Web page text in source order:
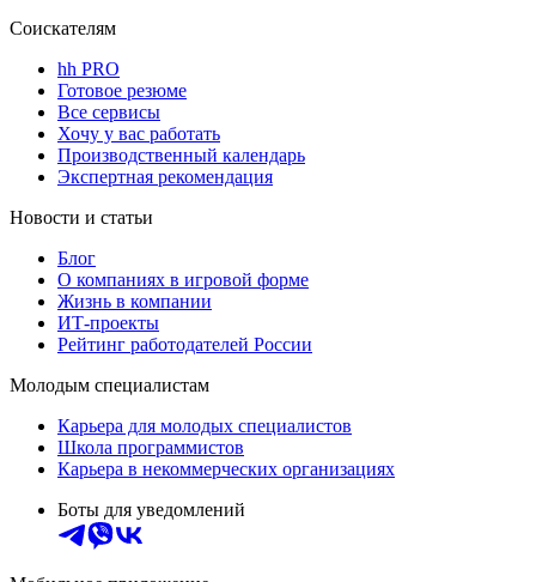
Соискателям
hh PRO
Готовое резюме
Все сервисы
Хочу у вас работать
Производственный календарь
Экспертная рекомендация
Новости и статьи
Блог
О компаниях в игровой форме
Жизнь в компании
ИТ-проекты
Рейтинг работодателей России
Молодым специалистам
Карьера для молодых специалистов
Школа программистов
Карьера в некоммерческих организациях
Боты для уведомлений